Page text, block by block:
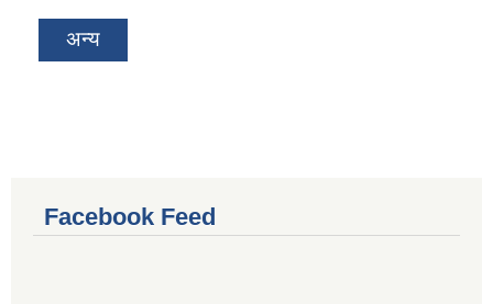
अन्य
Facebook Feed